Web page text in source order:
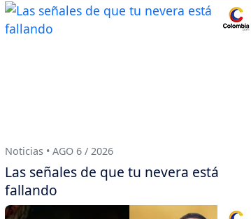
Noticias • AGO 6 / 2026
Las señales de que tu nevera está
fallando